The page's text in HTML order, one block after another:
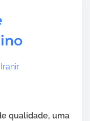
Iranir
qualidade, uma